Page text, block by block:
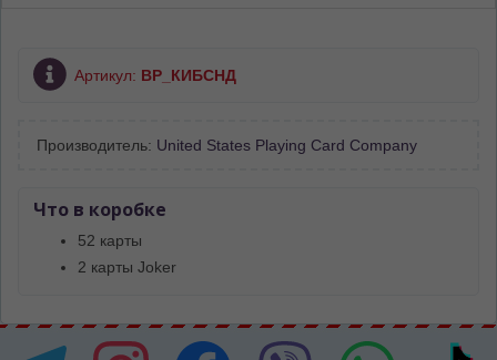
Артикул: ВР_КИБСНД
Производитель: United States Playing Card Company
Что в коробке
52 карты
2 карты Joker